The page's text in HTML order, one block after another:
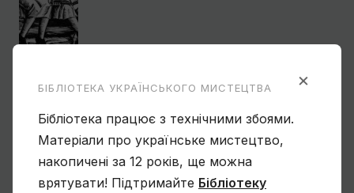
Василь Овчинников. Спогад про
Ще один учень Нарбута і його
×
БІБЛІОТЕКА УКРАЇНСЬКОГО МИСТЕЦТВА
Бібліотека працює з технічними збоями.
Матеріали про українське мистецтво,
накопичені за 12 років, ще можна
врятувати! Підтримайте Бібліотеку